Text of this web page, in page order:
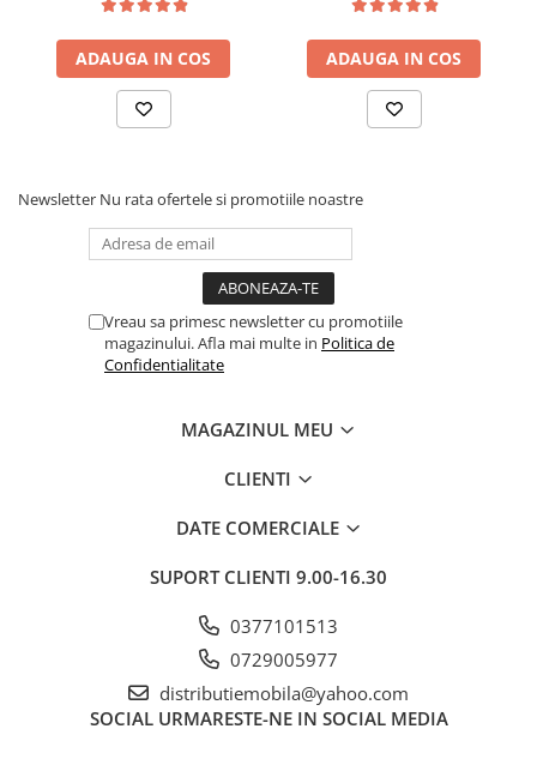
saltea ferm, negru
ADAUGA IN COS
tip Bonell, fata vara-iarna,
sistem de aerisire cu
butoni, Salt Confort
ADAUGA IN COS
Newsletter Nu rata ofertele si promotiile noastre
Vreau sa primesc newsletter cu promotiile
magazinului. Afla mai multe in Politica de
Confidentialitate
MAGAZINUL MEU
CLIENTI
DATE COMERCIALE
SUPORT CLIENTI 9.00-16.30
0377101513
0729005977
distributiemobila@yahoo.com
SOCIAL URMARESTE-NE IN SOCIAL MEDIA